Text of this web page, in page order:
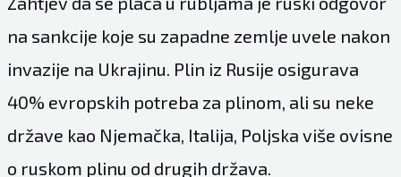
na sankcije koje su zapadne zemlje uvele nakon
invazije na Ukrajinu. Plin iz Rusije osigurava
40% evropskih potreba za plinom, ali su neke
države kao Njemačka, Italija, Poljska više ovisne
o ruskom plinu od drugih država.